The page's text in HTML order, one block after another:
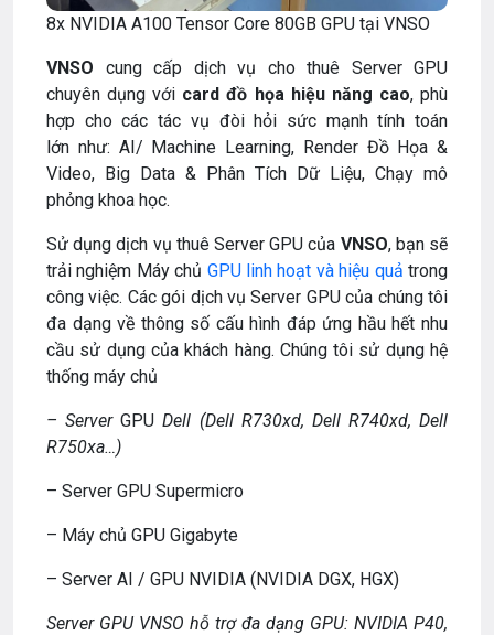
8x NVIDIA A100 Tensor Core 80GB GPU tại VNSO
VNSO cung cấp dịch vụ cho thuê Server GPU
chuyên dụng với card đồ họa hiệu năng cao, phù
hợp cho các tác vụ đòi hỏi sức mạnh tính toán
lớn như: AI/ Machine Learning, Render Đồ Họa &
Video, Big Data & Phân Tích Dữ Liệu, Chạy mô
phỏng khoa học.
Sử dụng dịch vụ thuê Server GPU của VNSO, bạn sẽ
trải nghiệm Máy chủ GPU linh hoạt và hiệu quả trong
công việc. Các gói dịch vụ Server GPU của chúng tôi
đa dạng về thông số cấu hình đáp ứng hầu hết nhu
cầu sử dụng của khách hàng. Chúng tôi sử dụng hệ
thống máy chủ
– ServerGPU Dell (Dell R730xd, Dell R740xd, Dell
R750xa…)
– Server GPU Supermicro
– Máy chủ GPU Gigabyte
– Server AI / GPU NVIDIA (NVIDIA DGX, HGX)
Server GPU VNSO hỗ trợ đa dạng GPU: NVIDIA P40,